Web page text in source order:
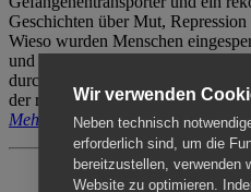
Geschichten über Mut,
Wieso wurden Menschen
und nach der Haft? Der Besuch
durch das
der reguläre Eintritt (8€ / ermäßigt
Mehr erfahren
Wir verwenden
Neben technisch
erforderlich sind, um die
bereitzustellen, verwenden
Website zu optimieren.